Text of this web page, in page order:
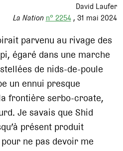
David Laufer
La Nation n° 2254 31 mai 2024
parvenu au rivage des
égaré dans une marche
de nids-de-poule
un ennui presque
frontière serbo-croate,
Je savais que Shid
présent produit
ne pas devoir me